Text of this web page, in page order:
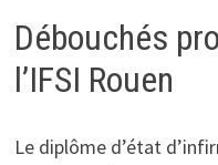
Débouchés
l’IFSI Rouen
Le diplôme d’état